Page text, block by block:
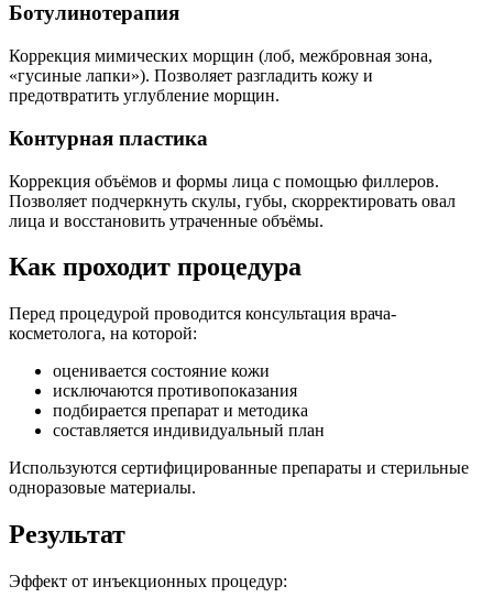
Ботулинотерапия
Коррекция мимических морщин (лоб, межбровная зона,
«гусиные лапки»). Позволяет разгладить кожу и
предотвратить углубление морщин.
Контурная пластика
Коррекция объёмов и формы лица с помощью филлеров.
Позволяет подчеркнуть скулы, губы, скорректировать овал
лица и восстановить утраченные объёмы.
Как проходит процедура
Перед процедурой проводится консультация врача-
косметолога, на которой:
оценивается состояние кожи
исключаются противопоказания
подбирается препарат и методика
составляется индивидуальный план
Используются сертифицированные препараты и стерильные
одноразовые материалы.
Результат
Эффект от инъекционных процедур: